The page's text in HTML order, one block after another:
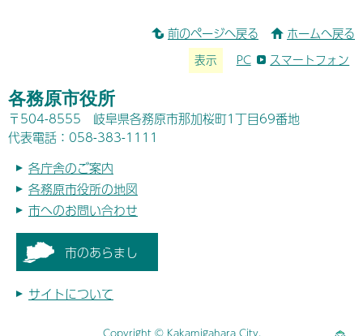
前のページへ戻る ホームへ戻る
表示 PC スマートフォン
各務原市役所
〒504-8555 岐阜県各務原市那加桜町1丁目69番地
代表電話：058-383-1111
各庁舎のご案内
各務原市役所の地図
市へのお問い合わせ
市のあらまし
サイトについて
Copyright © Kakamigahara City.